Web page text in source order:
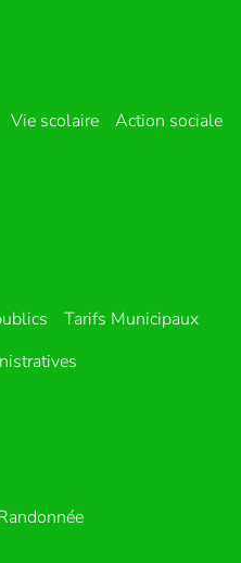
Vie scolaire
Action sociale
Tarifs Municipaux